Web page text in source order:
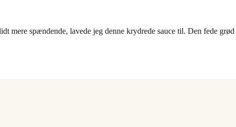
mere spændende, lavede jeg denne krydrede sauce til. Den fede grød